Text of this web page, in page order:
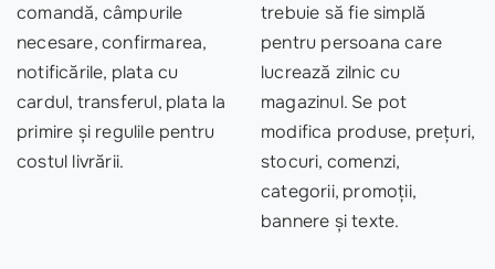
comandă, câmpurile
necesare, confirmarea,
notificările, plata cu
cardul, transferul, plata la
primire și regulile pentru
costul livrării.
trebuie să fie simplă
pentru persoana care
lucrează zilnic cu
magazinul. Se pot
modifica produse, prețuri,
stocuri, comenzi,
categorii, promoții,
bannere și texte.